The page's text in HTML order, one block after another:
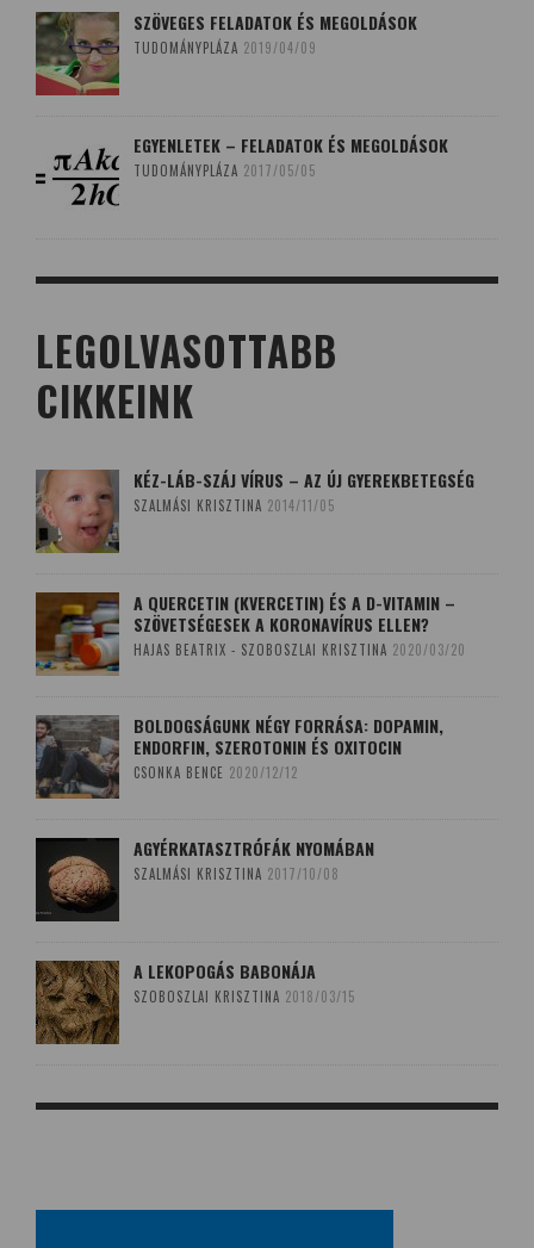
SZÖVEGES FELADATOK ÉS MEGOLDÁSOK
TUDOMÁNYPLÁZA 2019/04/09
EGYENLETEK – FELADATOK ÉS MEGOLDÁSOK
TUDOMÁNYPLÁZA 2017/05/05
LEGOLVASOTTABB
CIKKEINK
KÉZ-LÁB-SZÁJ VÍRUS – AZ ÚJ GYEREKBETEGSÉG
SZALMÁSI KRISZTINA 2014/11/05
A QUERCETIN (KVERCETIN) ÉS A D-VITAMIN –
SZÖVETSÉGESEK A KORONAVÍRUS ELLEN?
HAJAS BEATRIX - SZOBOSZLAI KRISZTINA 2020/03/20
BOLDOGSÁGUNK NÉGY FORRÁSA: DOPAMIN,
ENDORFIN, SZEROTONIN ÉS OXITOCIN
CSONKA BENCE 2020/12/12
AGYÉRKATASZTRÓFÁK NYOMÁBAN
SZALMÁSI KRISZTINA 2017/10/08
A LEKOPOGÁS BABONÁJA
SZOBOSZLAI KRISZTINA 2018/03/15